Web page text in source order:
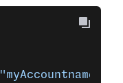
"myAccountname"